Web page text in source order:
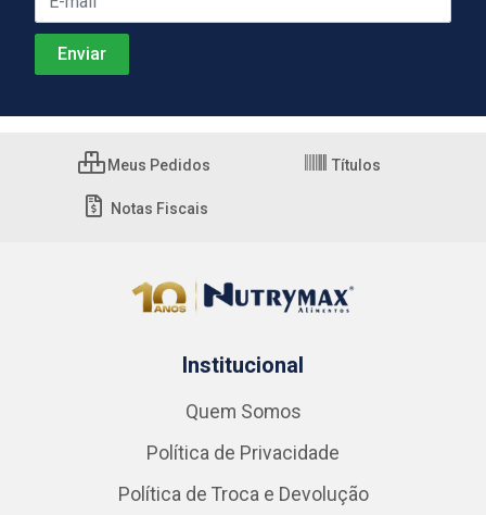
Meus Pedidos Títulos
Notas Fiscais
Institucional
Quem Somos
Política de Privacidade
Política de Troca e Devolução